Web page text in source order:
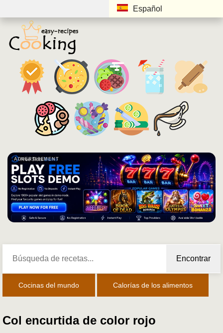
Español
ADVERTISEMENT
Encontrar
Cocinas del mundo Calorías de los alimentos
Col encurtida de color rojo